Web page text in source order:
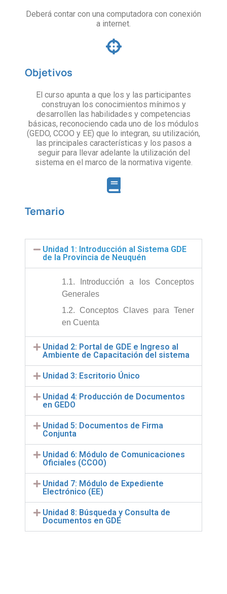
Deberá contar con una computadora con conexión
a internet.
Objetivos
El curso apunta a que los y las participantes
construyan los conocimientos mínimos y
desarrollen las habilidades y competencias
básicas, reconociendo cada uno de los módulos
(GEDO, CCOO y EE) que lo integran, su utilización,
las principales características y los pasos a
seguir para llevar adelante la utilización del
sistema en el marco de la normativa vigente.
Temario
Unidad 1: Introducción al Sistema GDE
de la Provincia de Neuquén
1.1. Introducción a los Conceptos
Generales
1.2. Conceptos Claves para Tener
en Cuenta
Unidad 2: Portal de GDE e Ingreso al
Ambiente de Capacitación del sistema
Unidad 3: Escritorio Único
Unidad 4: Producción de Documentos
en GEDO
Unidad 5: Documentos de Firma
Conjunta
Unidad 6: Módulo de Comunicaciones
Oficiales (CCOO)
Unidad 7: Módulo de Expediente
Electrónico (EE)
Unidad 8: Búsqueda y Consulta de
Documentos en GDE